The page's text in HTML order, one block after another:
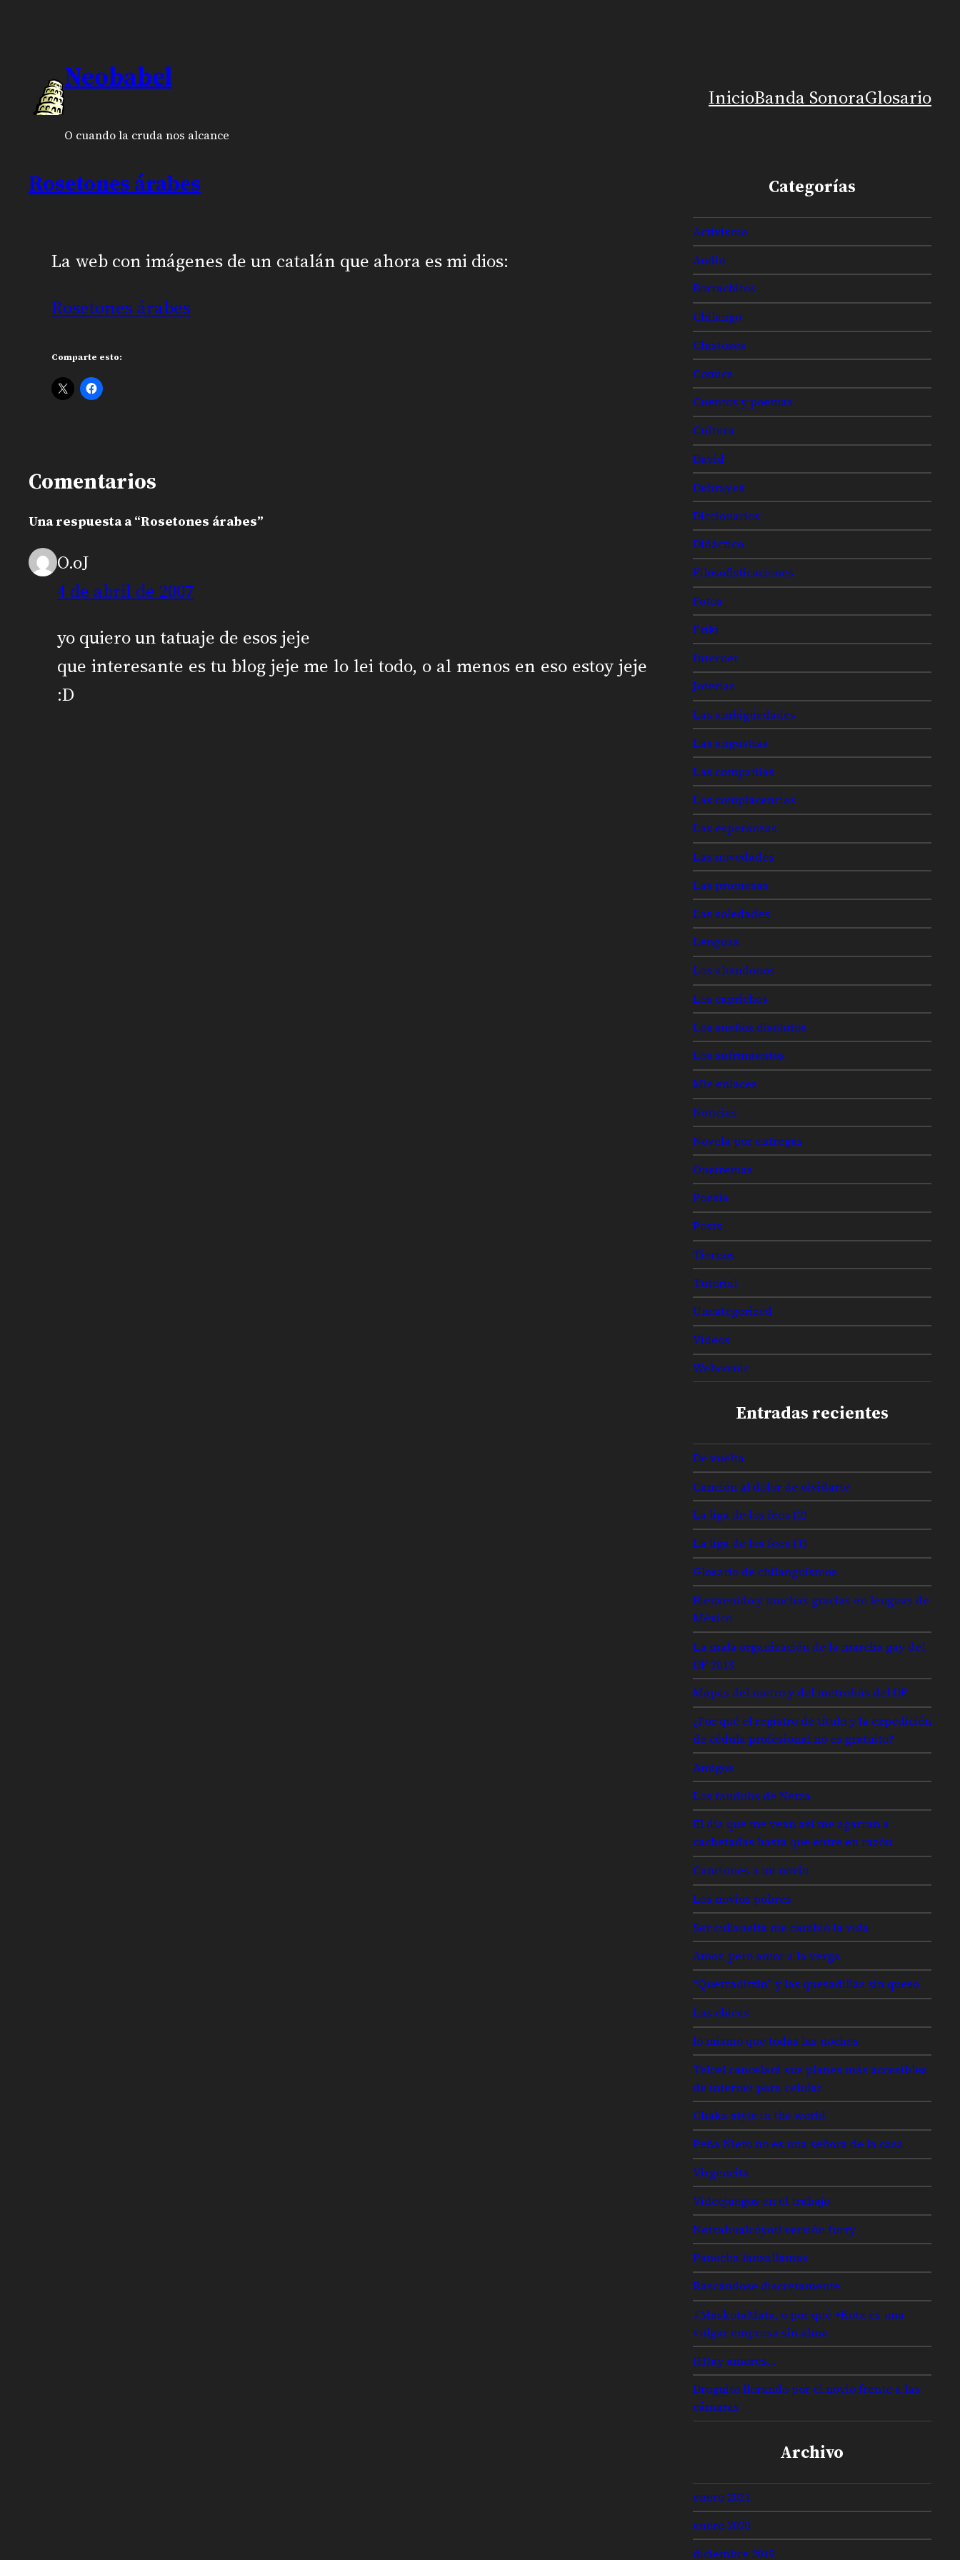
Neobabel
O cuando la cruda nos alcance
InicioBanda SonoraGlosario
Rosetones árabes
La web con imágenes de un catalán que ahora es mi dios:
Rosetones árabes
Comparte esto:
Comentarios
Una respuesta a “Rosetones árabes”
O.oJ
4 de abril de 2007
yo quiero un tatuaje de esos jeje
que interesante es tu blog jeje me lo lei todo, o al menos en eso estoy jeje
:D
Categorías
Activismo
Audio
Borrachitos
Chilango
Chistosos
Comics
Cuentos y poemas
Cultura
David
Debrayes
Diccionarios
Didáctico
Filosofisticaciones
Fotos
Friki
Internet
Joterías
Las ambigüedades
Las angustias
Las compañías
Las complacencias
Las esperanzas
Las novedades
Las promesas
Las soledades
Lenguas
Los abandonos
Los caprichos
Los sueños disolutos
Los sufrimientos
Mis enlaces
Noticias
Novela por entregas
Oneiremas
Poesía
Posts
Tiernos
Tutorial
Uncategorized
Videos
Webcomic
Entradas recientes
De vuelta
Canción al dolor de olvidarte
La liga de los feos (2)
La liga de los feos (1)
Glosario de chilanguismos
Bienvenido y muchas gracias en lenguas de
México
La mala organización de la marcha gay del
DF 2013
Mapas del metro y del metrobús del DF
¿Por qué el registro de título y la expedición
de cédula profesional no es gratuito?
Amigos
Los fandubs de Netza
El día que me vean así me agarran a
cachetadas hasta que entre en razón
Canciones a mi novio
Los novios pobres
Ser culisuelta me cambió la vida
Amor, pero amor a la verga
“Quetzaditzin” y las quesadillas sin queso
Las chicas
lo mismo que todas las noches
Telcel cancelará sus planes más accesibles
de internet para celular
Chaka style in the world
Peña Nieto no es una señora de la casa
Virgencita
Videojuegos en el trabajo
Netzahualcóyotl versión furry
Panocha lanzallamas
Rascándose discretamente
#MaskotaMata, o por qué +Kota es una
vulgar empresa sin alma
(H)ay amores…
Droguito llorando por el novio frente a las
cámaras
Archivo
enero 2021
enero 2020
diciembre 2019